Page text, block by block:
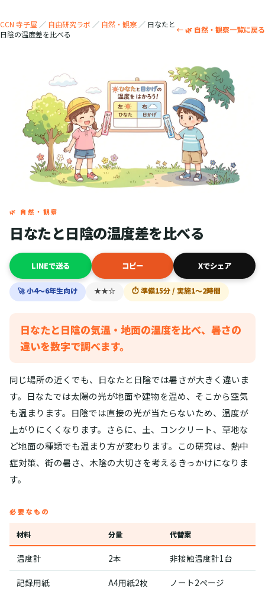
CCN 寺子屋 ／ 自由研究ラボ ／ 自然・観察 ／ 日なたと
日陰の温度差を比べる
← 🌿 自然・観察一覧に戻る
🌿 自然・観察
日なたと日陰の温度差を比べる
LINEで送る コピー Xでシェア
🚀 小4〜6年生向け ★★☆ ⏱ 準備15分 / 実施1〜2時間
日なたと日陰の気温・地面の温度を比べ、暑さの
違いを数字で調べます。
同じ場所の近くでも、日なたと日陰では暑さが大きく違いま
す。日なたでは太陽の光が地面や建物を温め、そこから空気
も温まります。日陰では直接の光が当たらないため、温度が
上がりにくくなります。さらに、土、コンクリート、草地な
ど地面の種類でも温まり方が変わります。この研究は、熱中
症対策、街の暑さ、木陰の大切さを考えるきっかけになりま
す。
必要なもの
材料 分量 代替案
温度計 2本 非接触温度計1台
記録用紙 A4用紙2枚 ノート2ページ